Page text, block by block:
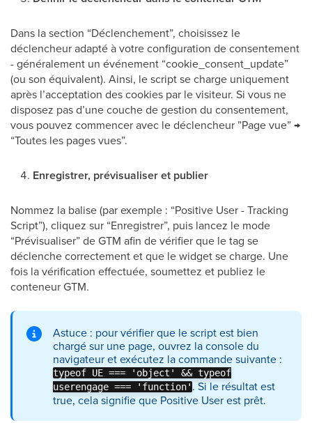
Dans la section “Déclenchement”, choisissez le
déclencheur adapté à votre configuration de consentement
- généralement un événement “cookie_consent_update”
(ou son équivalent). Ainsi, le script se charge uniquement
après l’acceptation des cookies par le visiteur. Si vous ne
disposez pas d’une couche de gestion du consentement,
vous pouvez commencer avec le déclencheur ”Page vue” →
“Toutes les pages vues”.
Enregistrer, prévisualiser et publier
Nommez la balise (par exemple : “Positive User - Tracking
Script”), cliquez sur “Enregistrer”, puis lancez le mode
“Prévisualiser” de GTM afin de vérifier que le tag se
déclenche correctement et que le widget se charge. Une
fois la vérification effectuée, soumettez et publiez le
conteneur GTM.
Astuce : pour vérifier que le script est bien
chargé sur une page, ouvrez la console du
navigateur et exécutez la commande suivante :
typeof UE === 'object' && typeof
userengage === 'function' . Si le résultat est
true, cela signifie que Positive User est prêt.